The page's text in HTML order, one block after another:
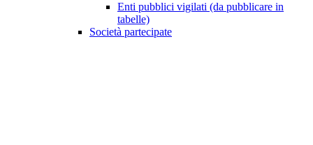
Enti pubblici vigilati (da pubblicare in
tabelle)
Società partecipate